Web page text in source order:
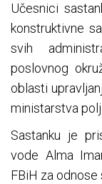
Učesnici
konstruktivne
svih
poslovnog
oblasti
ministarstva
Sastanku je
vode Alma
FBiH za odnose